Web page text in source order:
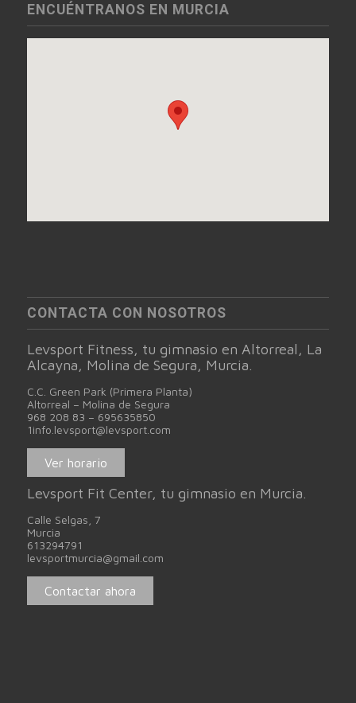
ENCUÉNTRANOS EN MURCIA
CONTACTA CON NOSOTROS
Levsport Fitness, tu gimnasio en Altorreal, La
Alcayna, Molina de Segura, Murcia.
C.C. Green Park (Primera Planta)
Altorreal – Molina de Segura
968 208 83 – 695635850
1info.levsport@levsport.com
Ver horario
Levsport Fit Center, tu gimnasio en Murcia.
Calle Selgas, 7
Murcia
613294791
levsportmurcia@gmail.com
Contactar ahora